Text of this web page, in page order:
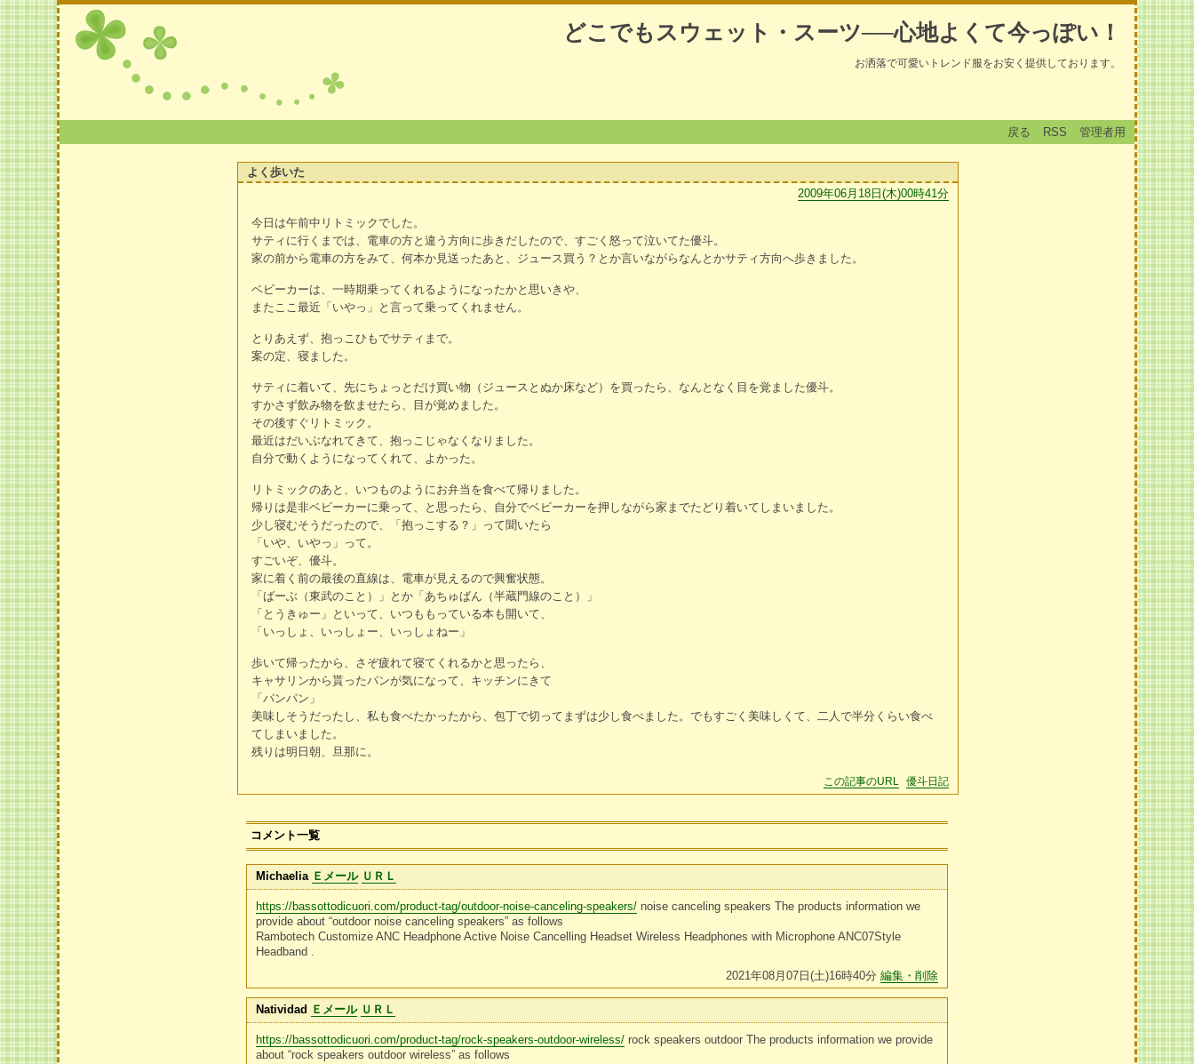
どこでもスウェット・スーツ──心地よくて今っぽい！
お洒落で可愛いトレンド服をお安く提供しております。
戻る RSS 管理者用
よく歩いた
2009年06月18日(木)00時41分
今日は午前中リトミックでした。
サティに行くまでは、電車の方と違う方向に歩きだしたので、すごく怒って泣いてた優斗。
家の前から電車の方をみて、何本か見送ったあと、ジュース買う？とか言いながらなんとかサティ方向へ歩きました。
ベビーカーは、一時期乗ってくれるようになったかと思いきや、
またここ最近「いやっ」と言って乗ってくれません。
とりあえず、抱っこひもでサティまで。
案の定、寝ました。
サティに着いて、先にちょっとだけ買い物（ジュースとぬか床など）を買ったら、なんとなく目を覚ました優斗。
すかさず飲み物を飲ませたら、目が覚めました。
その後すぐリトミック。
最近はだいぶなれてきて、抱っこじゃなくなりました。
自分で動くようになってくれて、よかった。
リトミックのあと、いつものようにお弁当を食べて帰りました。
帰りは是非ベビーカーに乗って、と思ったら、自分でベビーカーを押しながら家までたどり着いてしまいました。
少し寝むそうだったので、「抱っこする？」って聞いたら
「いや、いやっ」って。
すごいぞ、優斗。
家に着く前の最後の直線は、電車が見えるので興奮状態。
「ばーぶ（東武のこと）」とか「あちゅばん（半蔵門線のこと）」
「とうきゅー」といって、いつももっている本も開いて、
「いっしょ、いっしょー、いっしょねー」
歩いて帰ったから、さぞ疲れて寝てくれるかと思ったら、
キャサリンから貰ったパンが気になって、キッチンにきて
「パンパン」
美味しそうだったし、私も食べたかったから、包丁で切ってまずは少し食べました。でもすごく美味しくて、二人で半分くらい食べ
てしまいました。
残りは明日朝、旦那に。
この記事のURL 優斗日記
コメント一覧
Michaelia Ｅメール ＵＲＬ
https://bassottodicuori.com/product-tag/outdoor-noise-canceling-speakers/ noise canceling speakers The products information we
provide about “outdoor noise canceling speakers” as follows
Rambotech Customize ANC Headphone Active Noise Cancelling Headset Wireless Headphones with Microphone ANC07Style
Headband .
2021年08月07日(土)16時40分 編集・削除
Natividad Ｅメール ＵＲＬ
https://bassottodicuori.com/product-tag/rock-speakers-outdoor-wireless/ rock speakers outdoor The products information we provide
about “rock speakers outdoor wireless” as follows